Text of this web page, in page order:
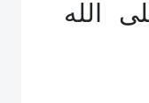
الله